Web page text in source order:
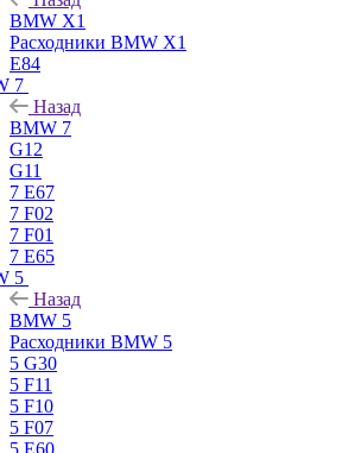
BMW X1
Расходники BMW X1
E84
7
Назад
BMW 7
G12
G11
7 Е67
7 F02
7 F01
7 E65
5
Назад
BMW 5
Расходники BMW 5
5 G30
5 F11
5 F10
5 F07
5 E60